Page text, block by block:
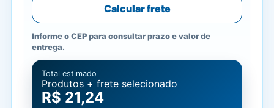
Calcular frete
Informe o CEP para consultar prazo e valor de
entrega.
Total estimado
Produtos + frete selecionado
R$ 21,24